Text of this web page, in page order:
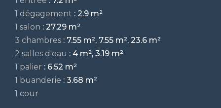
1 dégagement : 2.9 m²
1 salon : 27.29 m²
3 chambres : 7.55 m², 7.55 m², 23.6 m²
2 salles d'eau : 4 m², 3.19 m²
1 palier : 6.52 m²
1 buanderie : 3.68 m²
1 cour